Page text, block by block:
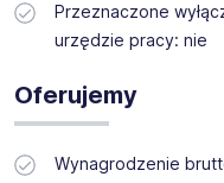
Przeznaczone
urzędzie pracy: nie
Oferujemy
Wynagrodzenie